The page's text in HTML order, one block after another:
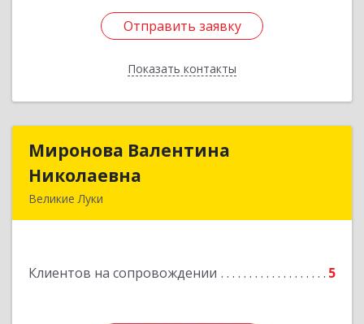
Отправить заявку
Показать контакты
Отправить заявку
Назад
Миронова Валентина
Николаевна
Великие Луки
Клиентов на сопровождении 5
Миронова Валентина